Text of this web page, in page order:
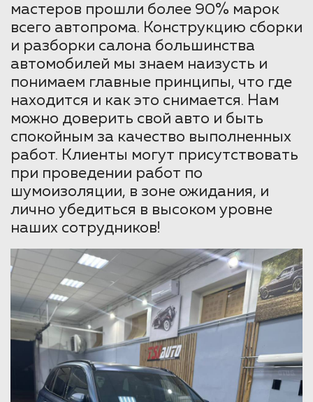
мастеров прошли более 90% марок
всего автопрома. Конструкцию сборки
и разборки салона большинства
автомобилей мы знаем наизусть и
понимаем главные принципы, что где
находится и как это снимается. Нам
можно доверить свой авто и быть
спокойным за качество выполненных
работ. Клиенты могут присутствовать
при проведении работ по
шумоизоляции, в зоне ожидания, и
лично убедиться в высоком уровне
наших сотрудников!